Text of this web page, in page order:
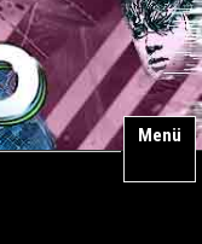
Menü